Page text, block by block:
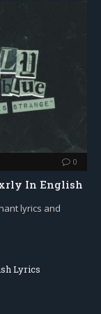
0
In English
lyrics and
Lyrics